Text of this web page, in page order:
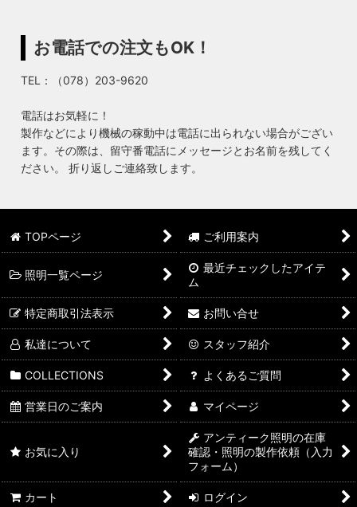
お電話での注文もOK！
TEL：（078）203-9620
電話はお気軽に！
製作などにより機械の稼動中は電話に出られない場合がござい
ます。その際は、留守番電話にメッセージとお名前を残してく
ださい。 折り返しご連絡致します。
TOPページ ご利用案内
照明一覧ページ
最近チェックしたアイテ
ム
特定商取引法表示 お問い合せ
私達について スタッフ紹介
COLLECTIONS よくあるご質問
営業日のご案内 マイページ
お気に入り
アンティーク照明の在庫
確認・照明の製作依頼（入力
フォーム）
カート ログイン